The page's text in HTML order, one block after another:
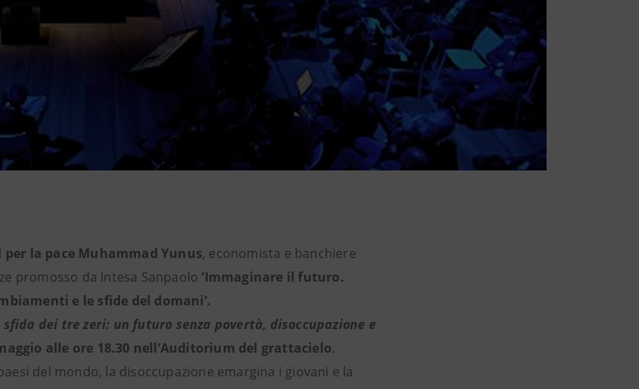
per la pace Muhammad Yunus, economista e banchiere
promosso da Intesa Sanpaolo‘Immaginare il futuro.
e le sfide del domani’.
sfida dei tre zeri: un futuro senza povertà, disoccupazione e
alle ore 18.30 nell’Auditorium del grattacielo.
del mondo, la disoccupazione emargina i giovani e la